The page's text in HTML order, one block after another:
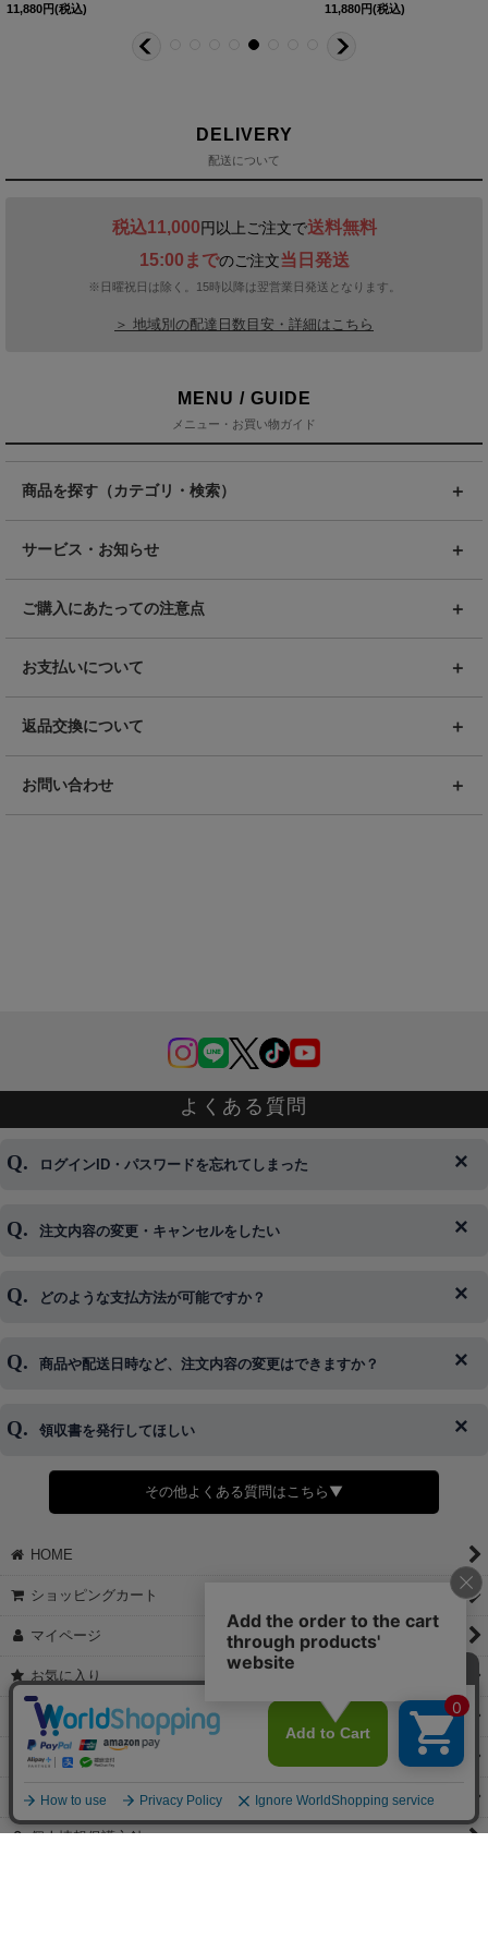
11,880円(税込) 11,880円(税込)
DELIVERY
配送について
税込11,000円以上ご注文で送料無料
15:00までのご注文当日発送
※日曜祝日は除く。15時以降は翌営業日発送となります。
＞ 地域別の配達日数目安・詳細はこちら
MENU / GUIDE
メニュー・お買い物ガイド
商品を探す（カテゴリ・検索）
サービス・お知らせ
ご購入にあたっての注意点
お支払いについて
返品交換について
お問い合わせ
よくある質問
ログインID・パスワードを忘れてしまった
◆下記ページより、ログインIDの変更が可能です。
注文内容の変更・キャンセルをしたい
◆即日発送を行なっている関係上、午後以降のご連絡やキャンセル
※発送後、発送準備が完了しお手続きが間に合わない場合は変更、
どのような支払方法が可能ですか？
◆代金引換・クレジットカード・携帯キャリア決済・おねだり決
＞詳細は画像をタップ＜
商品や配送日時など、注文内容の変更はできますか？
◆商品発送前の変更は承っております。
さい。
領収書を発行してほしい
◆領収書はご希望頂いた場合のみ発行しております。
【これからご注文する場合】
STEP2「お届け先・お支払い」ページにて備考欄に下記の記載をお
願いします。
②宛名（空欄は上様は不可）
③但し書き（空欄やお品代は不可）
【すでにご注文が完了している場合】
①お電話・メール・LINEにて領収書希望の連絡をお願い致します
②後日、郵送にて領収書を送らせて頂きます。
①マイページから購入履歴→購入内容→領収書発行を選択。
②後日、郵送にて領収書を送らせて頂きます。
その他よくある質問はこちら▼
HOME
ショッピングカート
マイページ
お気に入り
特定商取引法表示
ご利用案内
お問い合せ
個人情報保護方針